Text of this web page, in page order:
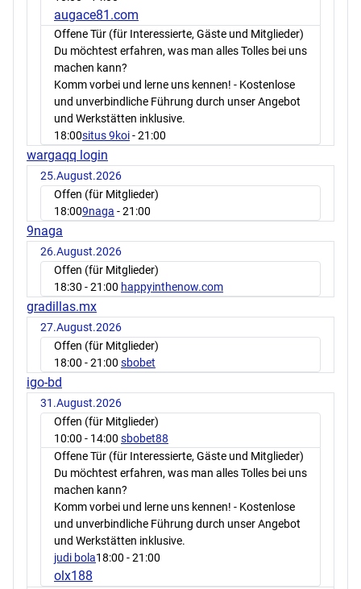
augace81.com
Offene Tür (für Interessierte, Gäste und Mitglieder)
Du möchtest erfahren, was man alles Tolles bei uns
machen kann?
Komm vorbei und lerne uns kennen! - Kostenlose
und unverbindliche Führung durch unser Angebot
und Werkstätten inklusive.
18:00situs 9koi- 21:00
wargaqq login
25.August.2026
Offen (für Mitglieder)
18:009naga - 21:00
9naga
26.August.2026
Offen (für Mitglieder)
18:30 - 21:00 happyinthenow.com
gradillas.mx
27.August.2026
Offen (für Mitglieder)
18:00 - 21:00 sbobet
igo-bd
31.August.2026
Offen (für Mitglieder)
10:00 - 14:00 sbobet88
Offene Tür (für Interessierte, Gäste und Mitglieder)
Du möchtest erfahren, was man alles Tolles bei uns
machen kann?
Komm vorbei und lerne uns kennen! - Kostenlose
und unverbindliche Führung durch unser Angebot
und Werkstätten inklusive.
judi bola18:00 - 21:00
olx188